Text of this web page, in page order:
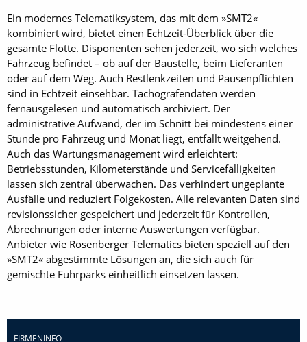
Ein modernes Telematiksystem, das mit dem »SMT2«
kombiniert wird, bietet einen Echtzeit-Überblick über die
gesamte Flotte. Disponenten sehen jederzeit, wo sich welches
Fahrzeug befindet – ob auf der Baustelle, beim Lieferanten
oder auf dem Weg. Auch Restlenkzeiten und Pausenpflichten
sind in Echtzeit einsehbar. Tachografendaten werden
fernausgelesen und automatisch archiviert. Der
administrative Aufwand, der im Schnitt bei mindestens einer
Stunde pro Fahrzeug und Monat liegt, entfällt weitgehend.
Auch das Wartungsmanagement wird erleichtert:
Betriebsstunden, Kilometerstände und Servicefälligkeiten
lassen sich zentral überwachen. Das verhindert ungeplante
Ausfälle und reduziert Folgekosten. Alle relevanten Daten sind
revisionssicher gespeichert und jederzeit für Kontrollen,
Abrechnungen oder interne Auswertungen verfügbar.
Anbieter wie Rosenberger Telematics bieten speziell auf den
»SMT2« abgestimmte Lösungen an, die sich auch für
gemischte Fuhrparks einheitlich einsetzen lassen.
FIRMENINFO